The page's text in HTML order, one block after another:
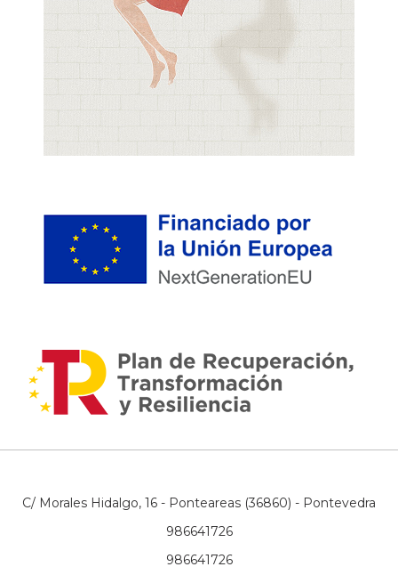
C/ Morales Hidalgo, 16 - Ponteareas (36860) - Pontevedra
986641726
986641726